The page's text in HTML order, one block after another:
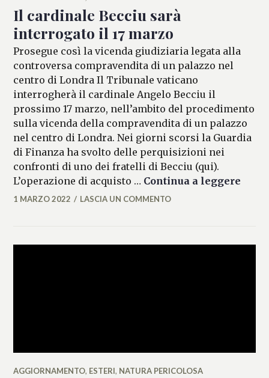
Il cardinale Becciu sarà
interrogato il 17 marzo
Prosegue così la vicenda giudiziaria legata alla
controversa compravendita di un palazzo nel
centro di Londra Il Tribunale vaticano
interrogherà il cardinale Angelo Becciu il
prossimo 17 marzo, nell’ambito del procedimento
sulla vicenda della compravendita di un palazzo
nel centro di Londra. Nei giorni scorsi la Guardia
di Finanza ha svolto delle perquisizioni nei
confronti di uno dei fratelli di Becciu (qui).
L’operazione di acquisto … Continua a leggere
MARIANNA
1 MARZO 2022 LASCIA UN COMMENTO
AGGIORNAMENTO, ESTERI, NATURA PERICOLOSA